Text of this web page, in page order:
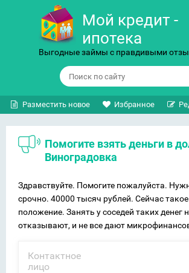
Мой кредит -
ипотека
Выгодные займы с правдивыми
Разместить новое Избранное
Помогите взять деньги в долг в с.
Виноградовка
Здравствуйте. Помогите пожалуйста.
срочно. 40000 тысяч рублей. Сейчас
положение. Занять у соседей таких денег
отказывают, и не все дают
Контактное
лицо